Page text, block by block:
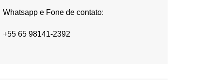
Whatsapp e Fone de contato:
+55 65 98141-2392